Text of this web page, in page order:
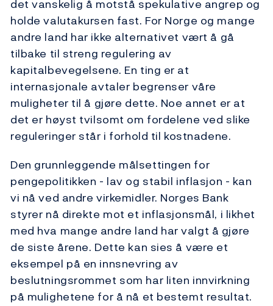
det vanskelig å motstå spekulative angrep og
holde valutakursen fast. For Norge og mange
andre land har ikke alternativet vært å gå
tilbake til streng regulering av
kapitalbevegelsene. En ting er at
internasjonale avtaler begrenser våre
muligheter til å gjøre dette. Noe annet er at
det er høyst tvilsomt om fordelene ved slike
reguleringer står i forhold til kostnadene.
Den grunnleggende målsettingen for
pengepolitikken - lav og stabil inflasjon - kan
vi nå ved andre virkemidler. Norges Bank
styrer nå direkte mot et inflasjonsmål, i likhet
med hva mange andre land har valgt å gjøre
de siste årene. Dette kan sies å være et
eksempel på en innsnevring av
beslutningsrommet som har liten innvirkning
på mulighetene for å nå et bestemt resultat.